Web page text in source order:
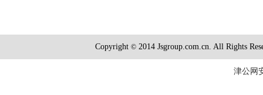
Copyright © 2014 Jsgroup.com.cn. All Rights
津公网